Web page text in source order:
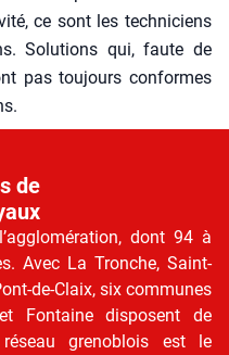
ce sont les tech­ni­ciens
Solu­tions qui, faute de
pas tou­jours conformes
de
dont 94 à
Avec La Tronche, Saint-
de-Claix, six com­munes
Fon­taine dis­posent de
gre­no­blois est le